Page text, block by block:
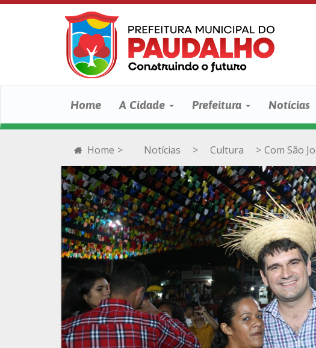
Home A Cidade Prefeitura Notícias
Home > Notícias > Cultura > Com São